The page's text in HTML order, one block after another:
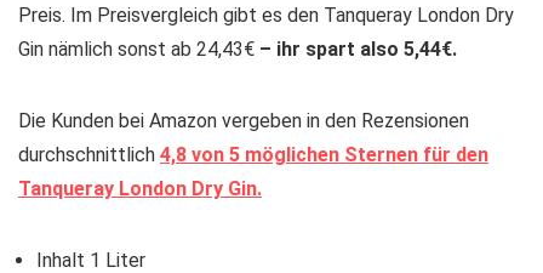
Preis. Im Preisvergleich gibt es den Tanqueray London Dry
Gin nämlich sonst ab 24,43€ – ihr spart also 5,44€.
Die Kunden bei Amazon vergeben in den Rezensionen
durchschnittlich 4,8 von 5 möglichen Sternen für den
Tanqueray London Dry Gin.
Inhalt 1 Liter